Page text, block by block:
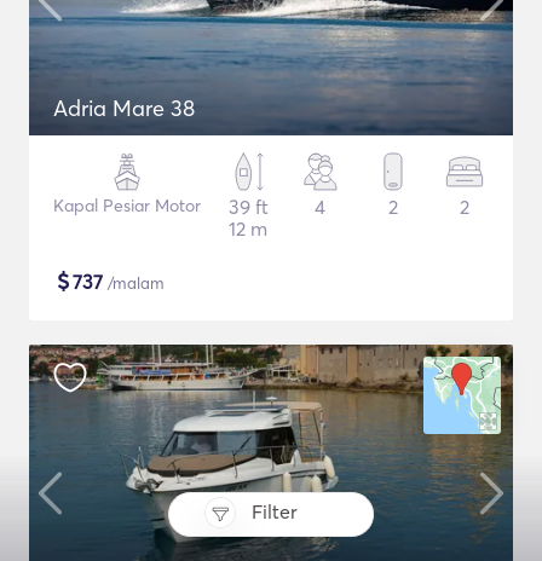
Filter
Adria Mare 38
Kapal Pesiar Motor
39 ft
12 m
4 2 2
$737 /malam